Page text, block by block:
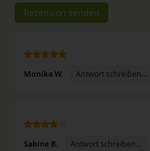
Rezension senden
Monika W. Antwort schreiben...
Sabine B. Antwort schreiben...